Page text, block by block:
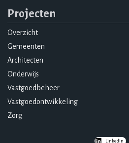
Projecten
Overzicht
Gemeenten
Architecten
Onderwijs
Vastgoedbeheer
Vastgoedontwikkeling
Zorg
LinkedIn